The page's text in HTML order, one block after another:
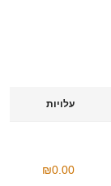
עלויות
₪0.00